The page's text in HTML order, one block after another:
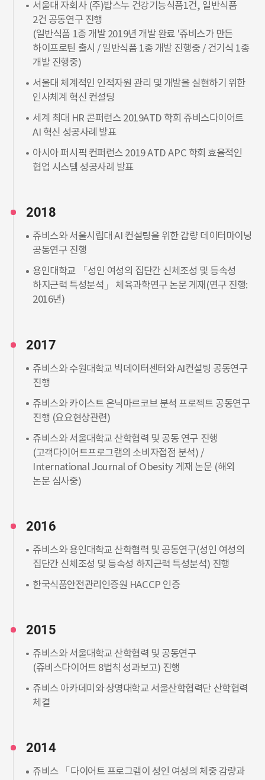
서울대 자회사 (주)밥스누 건강기능식품1건, 일반식품
2건 공동연구 진행
(일반식품 1종 개발 2019년 개발 완료 '쥬비스가 만든
하이프로틴 출시 / 일반식품 1종 개발 진행중 / 건기식 1종
개발 진행중)
서울대 체계적인 인적자원 관리 및 개발을 실현하기 위한
인사체계 혁신 컨설팅
세계 최대 HR 콘퍼런스 2019ATD 학회 쥬비스다이어트
AI 혁신 성공사례 발표
아시아 퍼시픽 컨퍼런스 2019 ATD APC 학회 효율적인
협업 시스템 성공사례 발표
2018
쥬비스와 서울시립대 AI 컨설팅을 위한 감량 데이터마이닝
공동연구 진행
용인대학교 「성인 여성의 집단간 신체조성 및 등속성
하지근력 특성분석」 체육과학연구 논문 게재(연구 진행:
2016년)
2017
쥬비스와 수원대학교 빅데이터센터와 AI컨설팅 공동연구
진행
쥬비스와 카이스트 은닉마르코브 분석 프로젝트 공동연구
진행 (요요현상관련)
쥬비스와 서울대학교 산학협력 및 공동 연구 진행
(고객다이어트프로그램의 소비자접점 분석) /
International Journal of Obesity 게재 논문 (해외
논문 심사중)
2016
쥬비스와 용인대학교 산학협력 및 공동연구(성인 여성의
집단간 신체조성 및 등속성 하지근력 특성분석) 진행
한국식품안전관리인증원 HACCP 인증
2015
쥬비스와 서울대학교 산학협력 및 공동연구
(쥬비스다이어트 8법칙 성과보고) 진행
쥬비스 아카데미와 상명대학교 서울산학협력단 산학협력
체결
2014
쥬비스 「다이어트 프로그램이 성인 여성의 체중 감량과